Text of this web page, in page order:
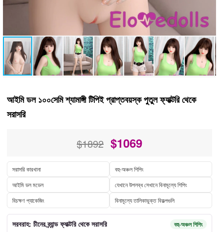
আইমি ডল ১০০সেমি শ্যামাঙ্গী টিপিই প্রাপ্তবয়স্ক পুতুল ফ্যাক্টরি থেকে
সরাসরি
$1892 $1069
সরাসরি কারখানা
বহু-অঞ্চল শিপিং
আইমি ডল মডেল
যেখানে উপলব্ধ সেখানে বিনামূল্যে শিপিং
বিচক্ষণ প্যাকেজিং
বিনামূল্যে তালিকাভুক্ত বিকল্পগুলি
সরবরাহ: চীনের ব্র্যান্ড ফ্যাক্টরি থেকে সরাসরি বহু-অঞ্চল শিপিং